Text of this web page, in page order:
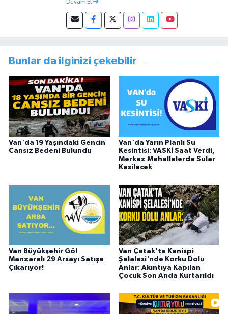
başlamıştır. Asteğmen olarak yaptığı vatani
görevi dönüşü Van Sosyal Hizmetler İl
görevini yürütürken istifa edip sosyal medyayı
tercih etmiştir.
Devam Et
Bunlar da ilginizi çekebilir
Van'da 19 Yaşındaki Gencin
Cansız Bedeni Bulundu
Van'da Yarın Planlı Su
Kesintisi: VASKİ Saat Verdi,
Merkez Mahallelerde Sular
Kesilecek
Van Büyükşehir Göl
Manzaralı 29 Arsayı Satışa
Çıkarıyor!
Van Çatak'ta Kanispi
Şelalesi'nde Korku Dolu
Anlar: Akıntıya Kapılan
Çocuk Son Anda Kurtarıldı